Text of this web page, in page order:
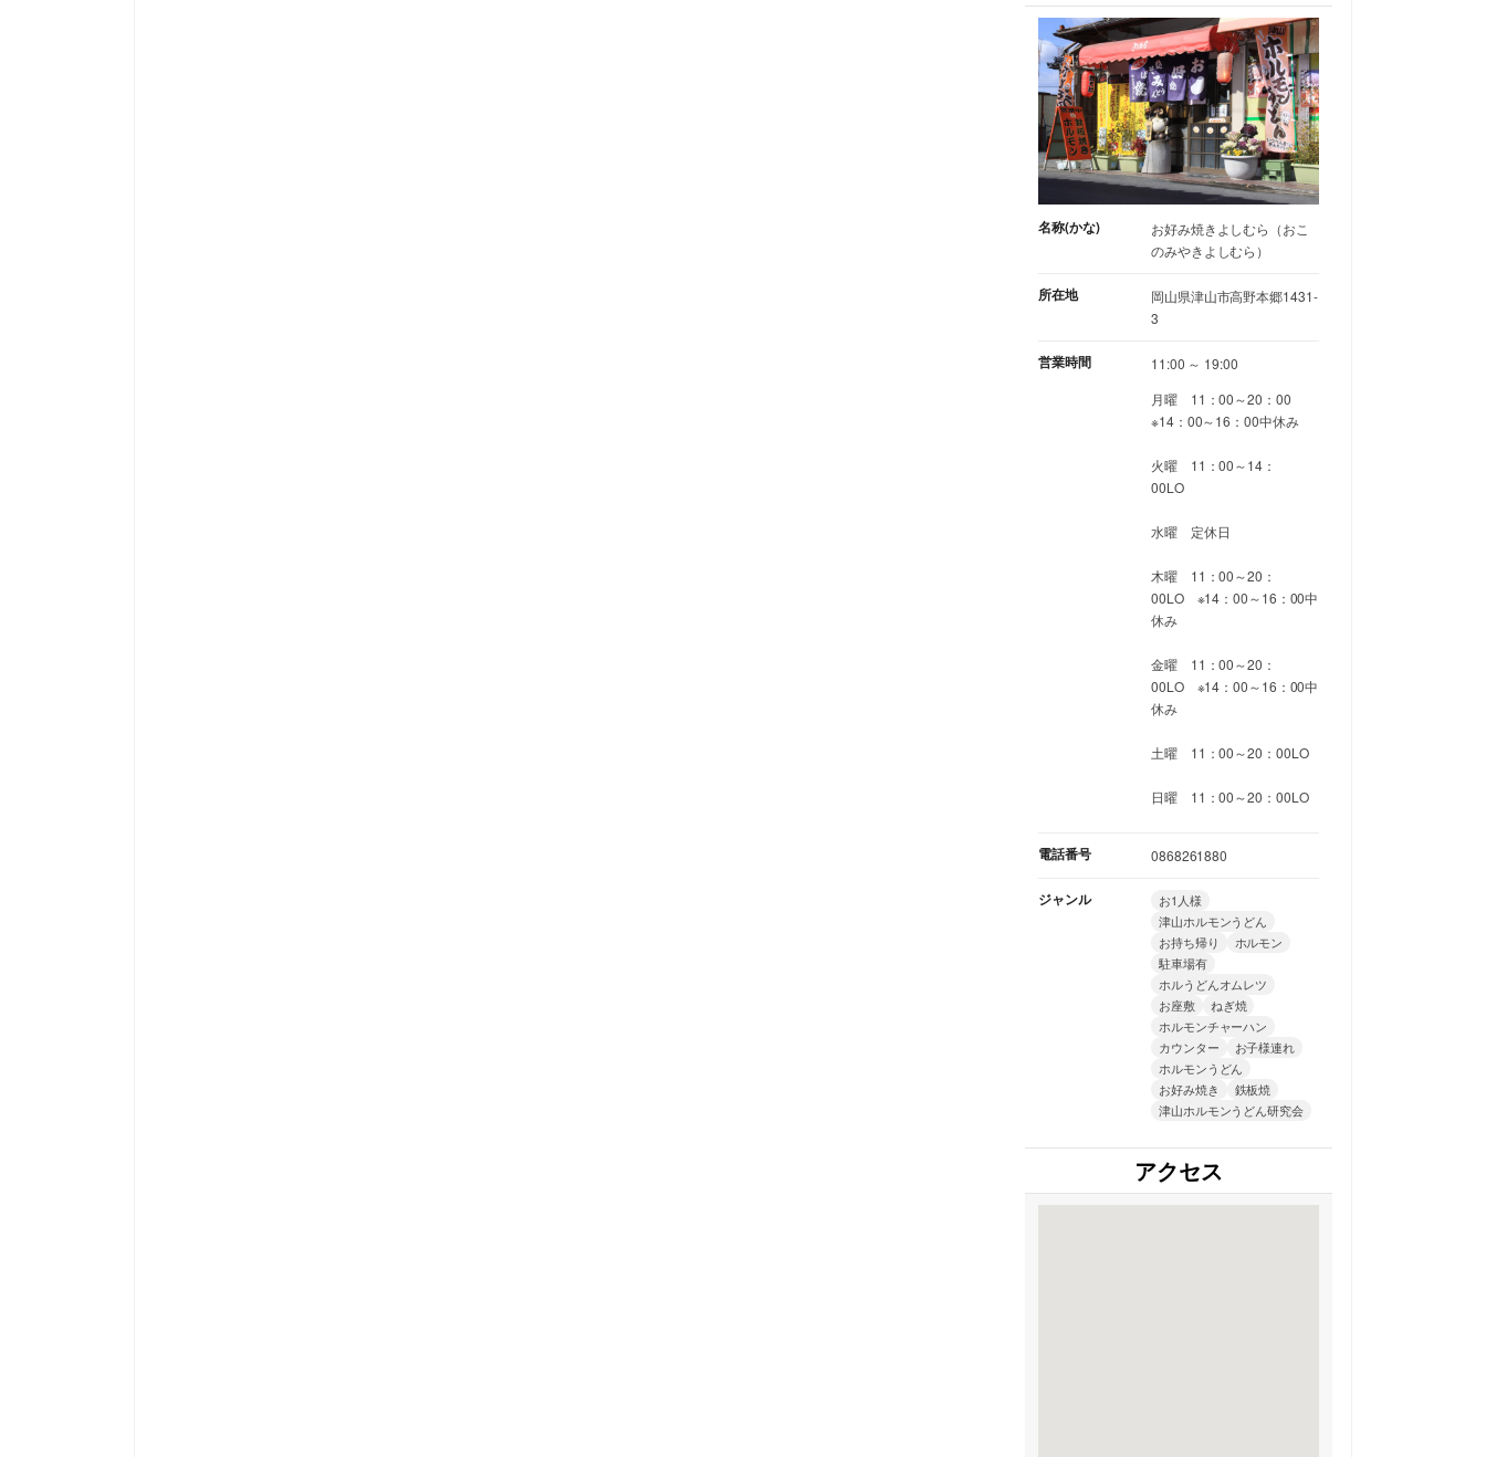
名称(かな)
お好み焼きよしむら（おこ
のみやきよしむら）
所在地
岡山県津山市高野本郷1431-
3
営業時間
11:00 ～ 19:00
月曜 11：00～20：00
※14：00～16：00中休み
火曜 11：00～14：
00LO
水曜 定休日
木曜 11：00～20：
00LO ※14：00～16：00中
休み
金曜 11：00～20：
00LO ※14：00～16：00中
休み
土曜 11：00～20：00LO
日曜 11：00～20：00LO
電話番号 0868261880
ジャンル
お1人様
津山ホルモンうどん
お持ち帰り
ホルモン
駐車場有
ホルうどんオムレツ
お座敷
ねぎ焼
ホルモンチャーハン
カウンター
お子様連れ
ホルモンうどん
お好み焼き
鉄板焼
津山ホルモンうどん研究会
アクセス